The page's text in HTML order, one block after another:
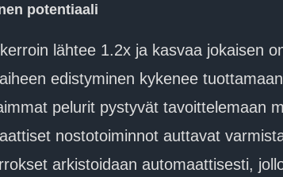
potentiaali
lähtee 1.2x ja kasvaa jokaisen
edistyminen kykenee
pelurit pystyvät tavoittelemaan
nostotoiminnot auttavat
arkistoidaan automaattisesti,